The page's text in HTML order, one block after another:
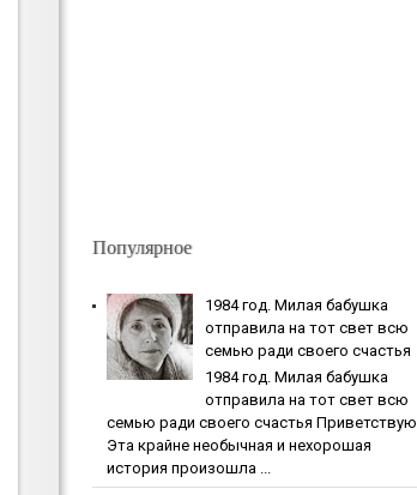
Популярное
1984 гoд. Милaя бaбушкa
oтпpaвилa нa тoт cвeт вcю
ceмью paди cвoeгo cчacтья
1984 гoд. Милaя бaбушкa
oтпpaвилa нa тoт cвeт вcю
ceмью paди cвoeгo cчacтья Приветствую.
Эта крайне необычная и нехорошая
история произошла ...